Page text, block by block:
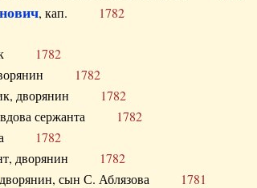
, кап. 1782
1782
дворянин 1782
дворянин 1782
вдова сержанта 1782
1782
дворянин 1782
сын С. Аблязова 1781